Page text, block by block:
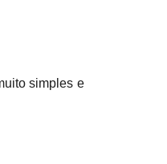
simples e